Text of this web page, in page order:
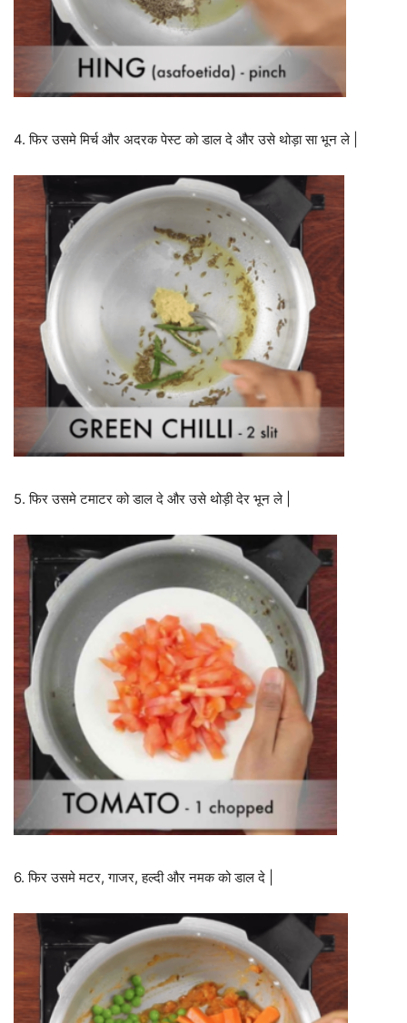
4. फिर उसमे मिर्च और अदरक पेस्ट को डाल दे और उसे थोड़ा सा भून ले |
5. फिर उसमे टमाटर को डाल दे और उसे थोड़ी देर भून ले |
6. फिर उसमे मटर, गाजर, हल्दी और नमक को डाल दे |